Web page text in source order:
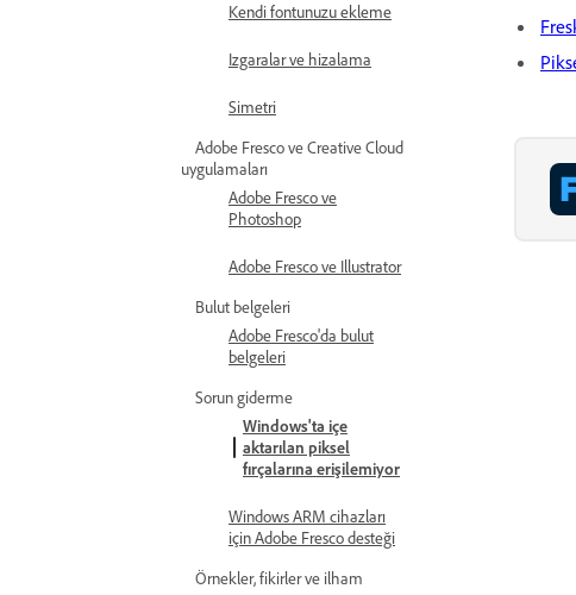
Kendi fontunuzu ekleme
Izgaralar ve hizalama
Simetri
Adobe Fresco ve Creative Cloud
uygulamaları
Adobe Fresco ve
Photoshop
Adobe Fresco ve Illustrator
Bulut belgeleri
Adobe Fresco'da bulut
belgeleri
Sorun giderme
Windows'ta içe
aktarılan piksel
fırçalarına erişilemiyor
Windows ARM cihazları
için Adobe Fresco desteği
Örnekler, fikirler ve ilham